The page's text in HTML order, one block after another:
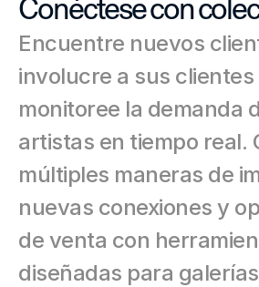
Conéctese con
Encuentre nuevos
involucre a sus
monitoree la demanda
artistas en tiempo real.
múltiples maneras de
nuevas conexiones y
de venta con
diseñadas para